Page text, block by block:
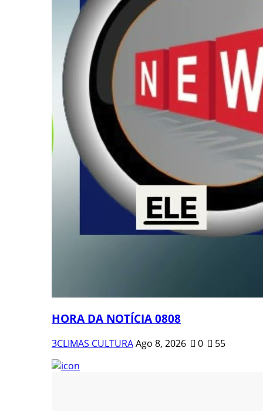
HORA DA NOTÍCIA 0808
3CLIMAS CULTURAAgo 8, 2026 0 55